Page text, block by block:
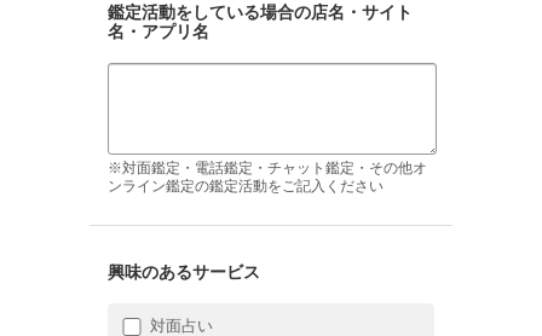
鑑定活動をしている場合の店名・サイト
名・アプリ名
※対面鑑定・電話鑑定・チャット鑑定・その他オ
ンライン鑑定の鑑定活動をご記入ください
興味のあるサービス
対面占い